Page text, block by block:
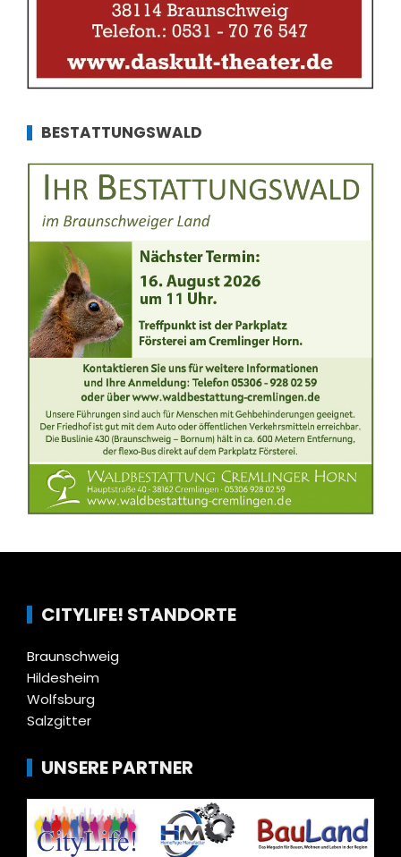
BESTATTUNGSWALD
CITYLIFE! STANDORTE
Braunschweig
Hildesheim
Wolfsburg
Salzgitter
UNSERE PARTNER